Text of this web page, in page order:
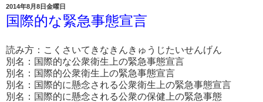
2014年8月8日金曜日
国際的な緊急事態宣言
読み方：こくさいてきなきんきゅうじたいせんげん
別名：国際的な公衆衛生上の緊急事態宣言
別名：国際的公衆衛生上の緊急事態宣言
別名：国際的に懸念される公衆衛生上の緊急事態宣言
別名：国際的に懸念される公衆の保健上の緊急事態